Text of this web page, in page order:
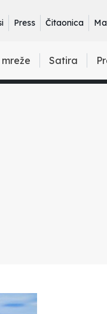
Press Čitaonica
Satira